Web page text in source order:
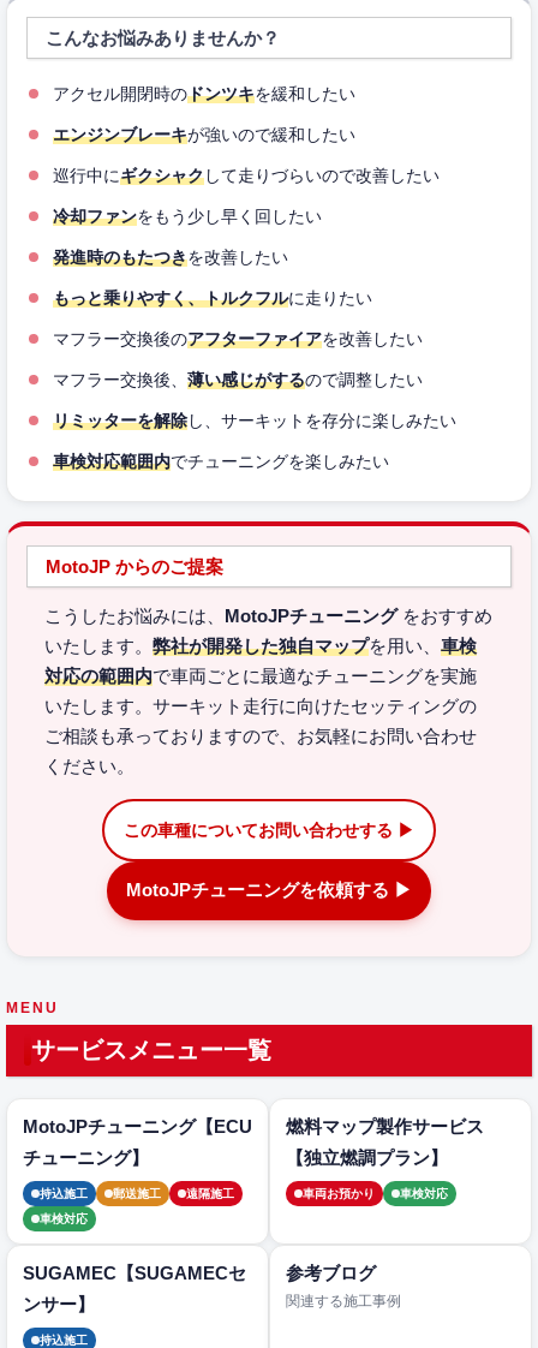
こんなお悩みありませんか？
アクセル開閉時のドンツキを緩和したい
エンジンブレーキが強いので緩和したい
巡行中にギクシャクして走りづらいので改善したい
冷却ファンをもう少し早く回したい
発進時のもたつきを改善したい
もっと乗りやすく、トルクフルに走りたい
マフラー交換後のアフターファイアを改善したい
マフラー交換後、 薄い感じがするので調整したい
リミッターを解除し、サーキットを存分に楽しみたい
車検対応範囲内でチューニングを楽しみたい
MotoJP からのご提案
こうしたお悩みには、 MotoJPチューニングをおすすめ
いたします。 弊社が開発した独自マップを用い、 車検
対応の範囲内で車両ごとに最適なチューニングを実施
いたします。サーキット走行に向けたセッティングの
ご相談も承っておりますので、お気軽にお問い合わせ
ください。
この車種についてお問い合わせする ▶
MotoJPチューニングを依頼する ▶
MENU
サービスメニュー一覧
MotoJPチューニング【ECU
チューニング】
持込施工 郵送施工
遠隔施工
車検対応
燃料マップ製作サービス
【独立燃調プラン】
車両お預かり 車検対応
SUGAMEC【SUGAMECセ
ンサー】
持込施工
参考ブログ
関連する施工事例